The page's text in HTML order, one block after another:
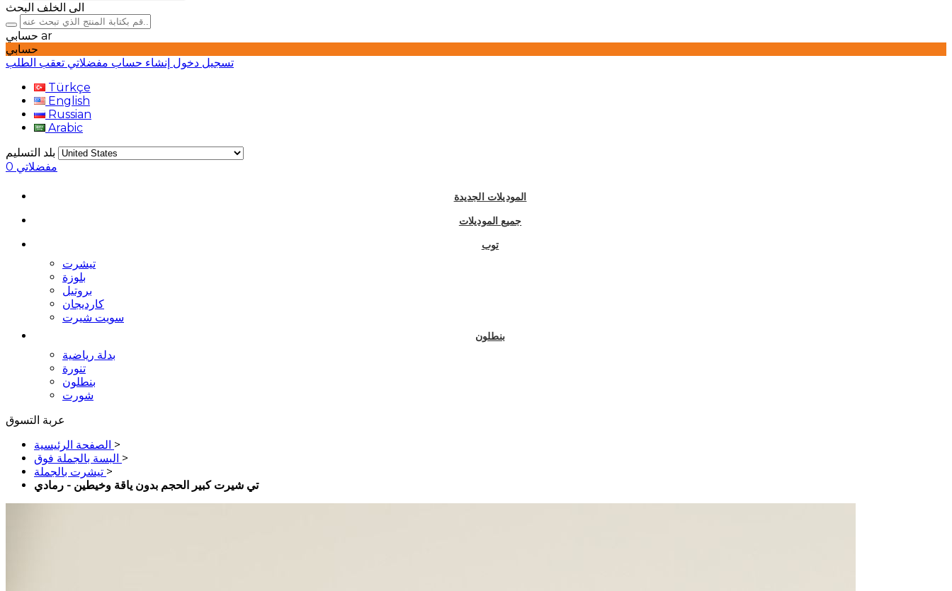
الى الخلف البحث
ar
حسابي
تسجيل دخول إنشاء حساب مفضلاتي تعقب الطلب
Türkçe
English
Russian
Arabic
بلد التسليم
مفضلاتي 0
الموديلات الجديدة
جميع الموديلات
توب
تيشرت
بلوزة
بروتيل
كارديجان
سويت شيرت
بنطلون
بدلة رياضية
تنورة
بنطلون
شورت
عربة التسوق
الصفحة الرئيسية >
البسة بالجملة فوق >
تيشرت بالجملة >
تي شيرت كبير الحجم بدون ياقة وخيطين - رمادي